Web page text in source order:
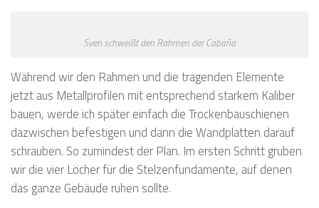
Sven schweißt den Rahmen der Cabaña
Während wir den Rahmen und die tragenden Elemente
jetzt aus Metallprofilen mit entsprechend starkem Kaliber
bauen, werde ich später einfach die Trockenbauschienen
dazwischen befestigen und dann die Wandplatten darauf
schrauben. So zumindest der Plan. Im ersten Schritt gruben
wir die vier Löcher für die Stelzenfundamente, auf denen
das ganze Gebäude ruhen sollte.